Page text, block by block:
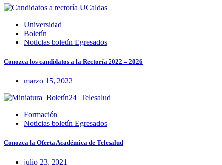
Universidad
Boletín
Noticias boletín Egresados
Conozca los candidatos a la Rectoría 2022 – 2026
marzo 15, 2022
Formación
Noticias boletín Egresados
Conozca la Oferta Académica de Telesalud
julio 23, 2021